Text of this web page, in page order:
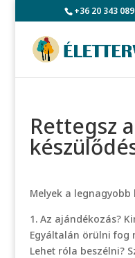
+36 20 343
Rettegsz
Melyek a
1. Az ajándékozás?
Egyáltalán örülni fog
Lehet róla beszélni?